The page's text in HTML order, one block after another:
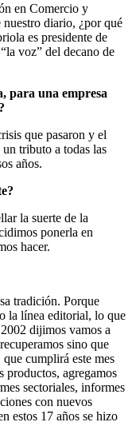
en Comercio y
diario, ¿por qué
es presidente de
voz” del decano de
para una empresa
que pasaron y el
tributo a todas las
años.
la suerte de la
ponerla en
hacer.
tradición. Porque
la línea editorial, lo que
dijimos vamos a
sino que
cumplirá este mes
productos, agregamos
sectoriales, informes
con nuevos
estos 17 años se hizo